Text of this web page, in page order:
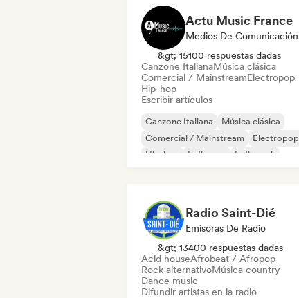
Actu Music France
&gt; 15100 respuestas dadas
Canzone ItalianaMúsica clásica
Comercial / MainstreamElectropop
Hip-hop
Escribir artículos
Canzone Italiana
Música clásica
Comercial / Mainstream
Electropop
Hip-hop
Indie pop
Indie rock
Radio Saint-Dié
Emisoras De Radio
&gt; 13400 respuestas dadas
Acid houseAfrobeat / Afropop
Rock alternativoMúsica country
Dance music
Difundir artistas en la radio